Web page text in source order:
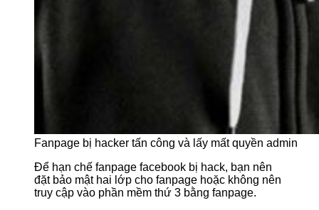
Fanpage bị hacker tấn công và lấy mất quyền admin
Để hạn chế fanpage facebook bị hack, bạn nên
đặt bảo mật hai lớp cho fanpage hoặc không nên
truy cập vào phần mềm thứ 3 bằng fanpage.